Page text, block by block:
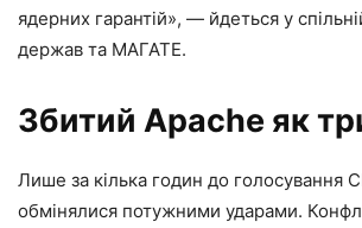
ядерних гарантій», — йдеться у
держав та МАГАТЕ.
Збитий Apache як
Лише за кілька годин до голосування
обмінялися потужними ударами.